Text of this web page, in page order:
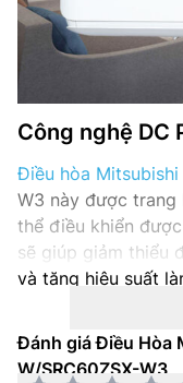
Kích thước đường
Nơi sản xuất: Thái
Công nghệ DC
Điều hòa Mitsubishi
W3 này được trang
thể điều khiển
sẽ giúp giảm thiểu
và tăng hiệu suất
Đánh giá Điều Hòa
W/SRC60ZSX-W3